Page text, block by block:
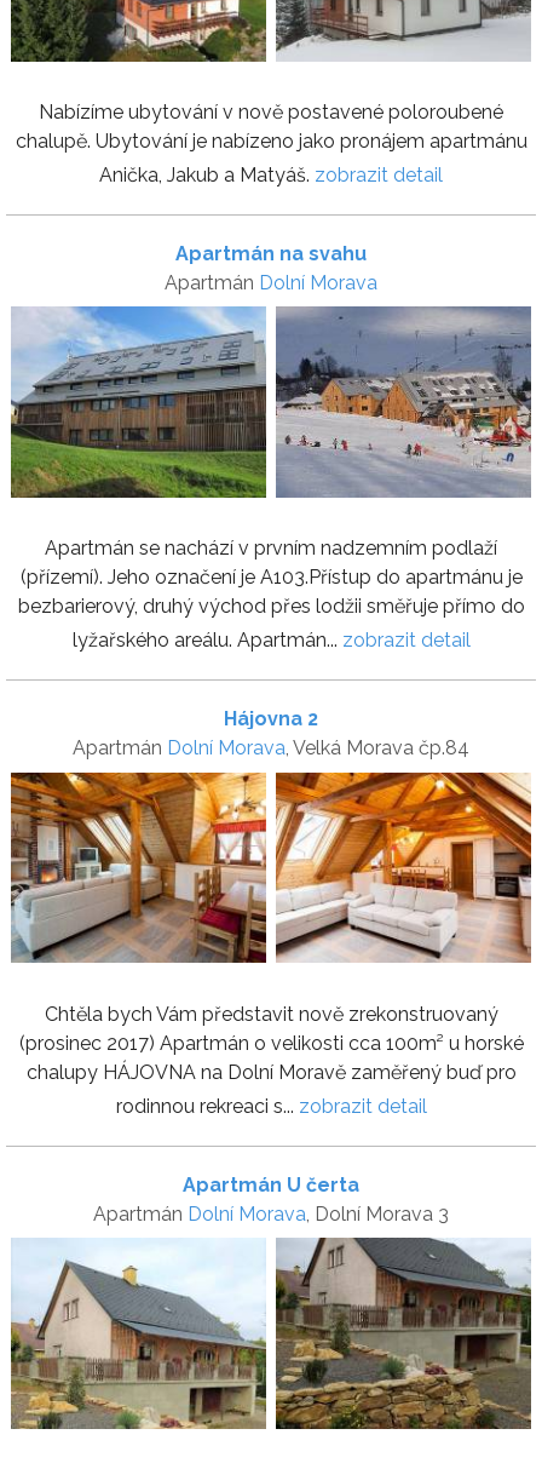
Nabízíme ubytování v nově postavené poloroubené
chalupě. Ubytování je nabízeno jako pronájem apartmánu
Anička, Jakub a Matyáš. zobrazit detail
Apartmán na svahu
Apartmán Dolní Morava
Apartmán se nachází v prvním nadzemním podlaží
(přízemí). Jeho označení je A103.Přístup do apartmánu je
bezbarierový, druhý východ přes lodžii směřuje přímo do
lyžařského areálu. Apartmán... zobrazit detail
Hájovna 2
Apartmán Dolní Morava, Velká Morava čp.84
Chtěla bych Vám představit nově zrekonstruovaný
(prosinec 2017) Apartmán o velikosti cca 100m² u horské
chalupy HÁJOVNA na Dolní Moravě zaměřený buď pro
rodinnou rekreaci s... zobrazit detail
Apartmán U čerta
Apartmán Dolní Morava , Dolní Morava 3